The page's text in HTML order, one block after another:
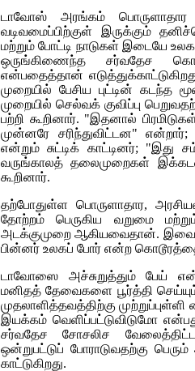
டாவோஸ் அரங்கம் பொருளாதார
வடிவமைப்பிற்குள் இருக்கும்
மற்றும் போட்டி நாடுகள் இடையே
ஒருங்கிணைந்த சர்வதேச
என்பதைத்தான்
முறையில் பேசிய புட்டின் கடந்த
முறையில் செல்வக் குவிப்பு
பற்றி கூறினார். "இதனால்
முன்னரே சரிந்துவிட்டன" என்றார்;
என்றும் சுட்டிக் காட்டினர்; "இது
வருங்காலத் தலைமுறைகள்
கூறினார்.
தற்போதுள்ள பொருளாதார,
தோற்றம் பெருகிய வறுமை
அடக்குமுறை ஆகியவைதான். இவை
பின்னர் உலகப் போர் என்ற
டாவோஸை அச்சுறுத்தும் பேய்
மனிதத் தேவைகளை பூர்த்தி
முதலாளித்தவத்திற்கு
இயக்கம் வெளிப்பட்டுவிடுமோ
சர்வதேச சோசலிச
ஒன்றுபட்டுப் போராடுவதற்கு
காட்டுகிறது.